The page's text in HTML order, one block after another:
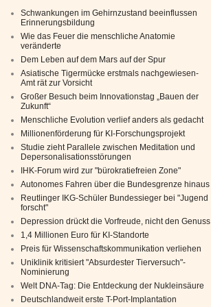
Schwankungen im Gehirnzustand beeinflussen
Erinnerungsbildung
Wie das Feuer die menschliche Anatomie
veränderte
Dem Leben auf dem Mars auf der Spur
Asiatische Tigermücke erstmals nachgewiesen-
Amt rät zur Vorsicht
Großer Besuch beim Innovationstag „Bauen der
Zukunft“
Menschliche Evolution verlief anders als gedacht
Millionenförderung für KI-Forschungsprojekt
Studie zieht Parallele zwischen Meditation und
Depersonalisationsstörungen
IHK-Forum wird zur "bürokratiefreien Zone"
Autonomes Fahren über die Bundesgrenze hinaus
Reutlinger IKG-Schüler Bundessieger bei "Jugend
forscht"
Depression drückt die Vorfreude, nicht den Genuss
1,4 Millionen Euro für KI-Standorte
Preis für Wissenschaftskommunikation verliehen
Uniklinik kritisiert "Absurdester Tierversuch"-
Nominierung
Welt DNA-Tag: Die Entdeckung der Nukleinsäure
Deutschlandweit erste T-Port-Implantation